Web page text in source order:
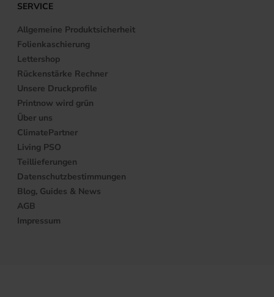
SERVICE
Allgemeine Produktsicherheit
Folienkaschierung
Lettershop
Rückenstärke Rechner
Unsere Druckprofile
Printnow wird grün
Über uns
ClimatePartner
Living PSO
Teillieferungen
Datenschutzbestimmungen
Blog, Guides & News
AGB
Impressum